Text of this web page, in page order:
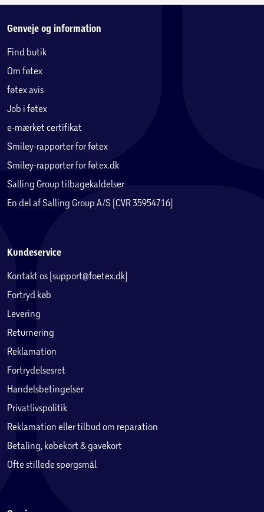
Genveje og information
Find butik
Om føtex
føtex avis
Job i føtex
e-mærket certifikat
Smiley-rapporter for føtex
Smiley-rapporter for føtex.dk
Salling Group tilbagekaldelser
En del af Salling Group A/S (CVR 35954716)
Kundeservice
Kontakt os (support@foetex.dk)
Fortryd køb
Levering
Returnering
Reklamation
Fortrydelsesret
Handelsbetingelser
Privatlivspolitik
Reklamation eller tilbud om reparation
Betaling, købekort & gavekort
Ofte stillede spørgsmål